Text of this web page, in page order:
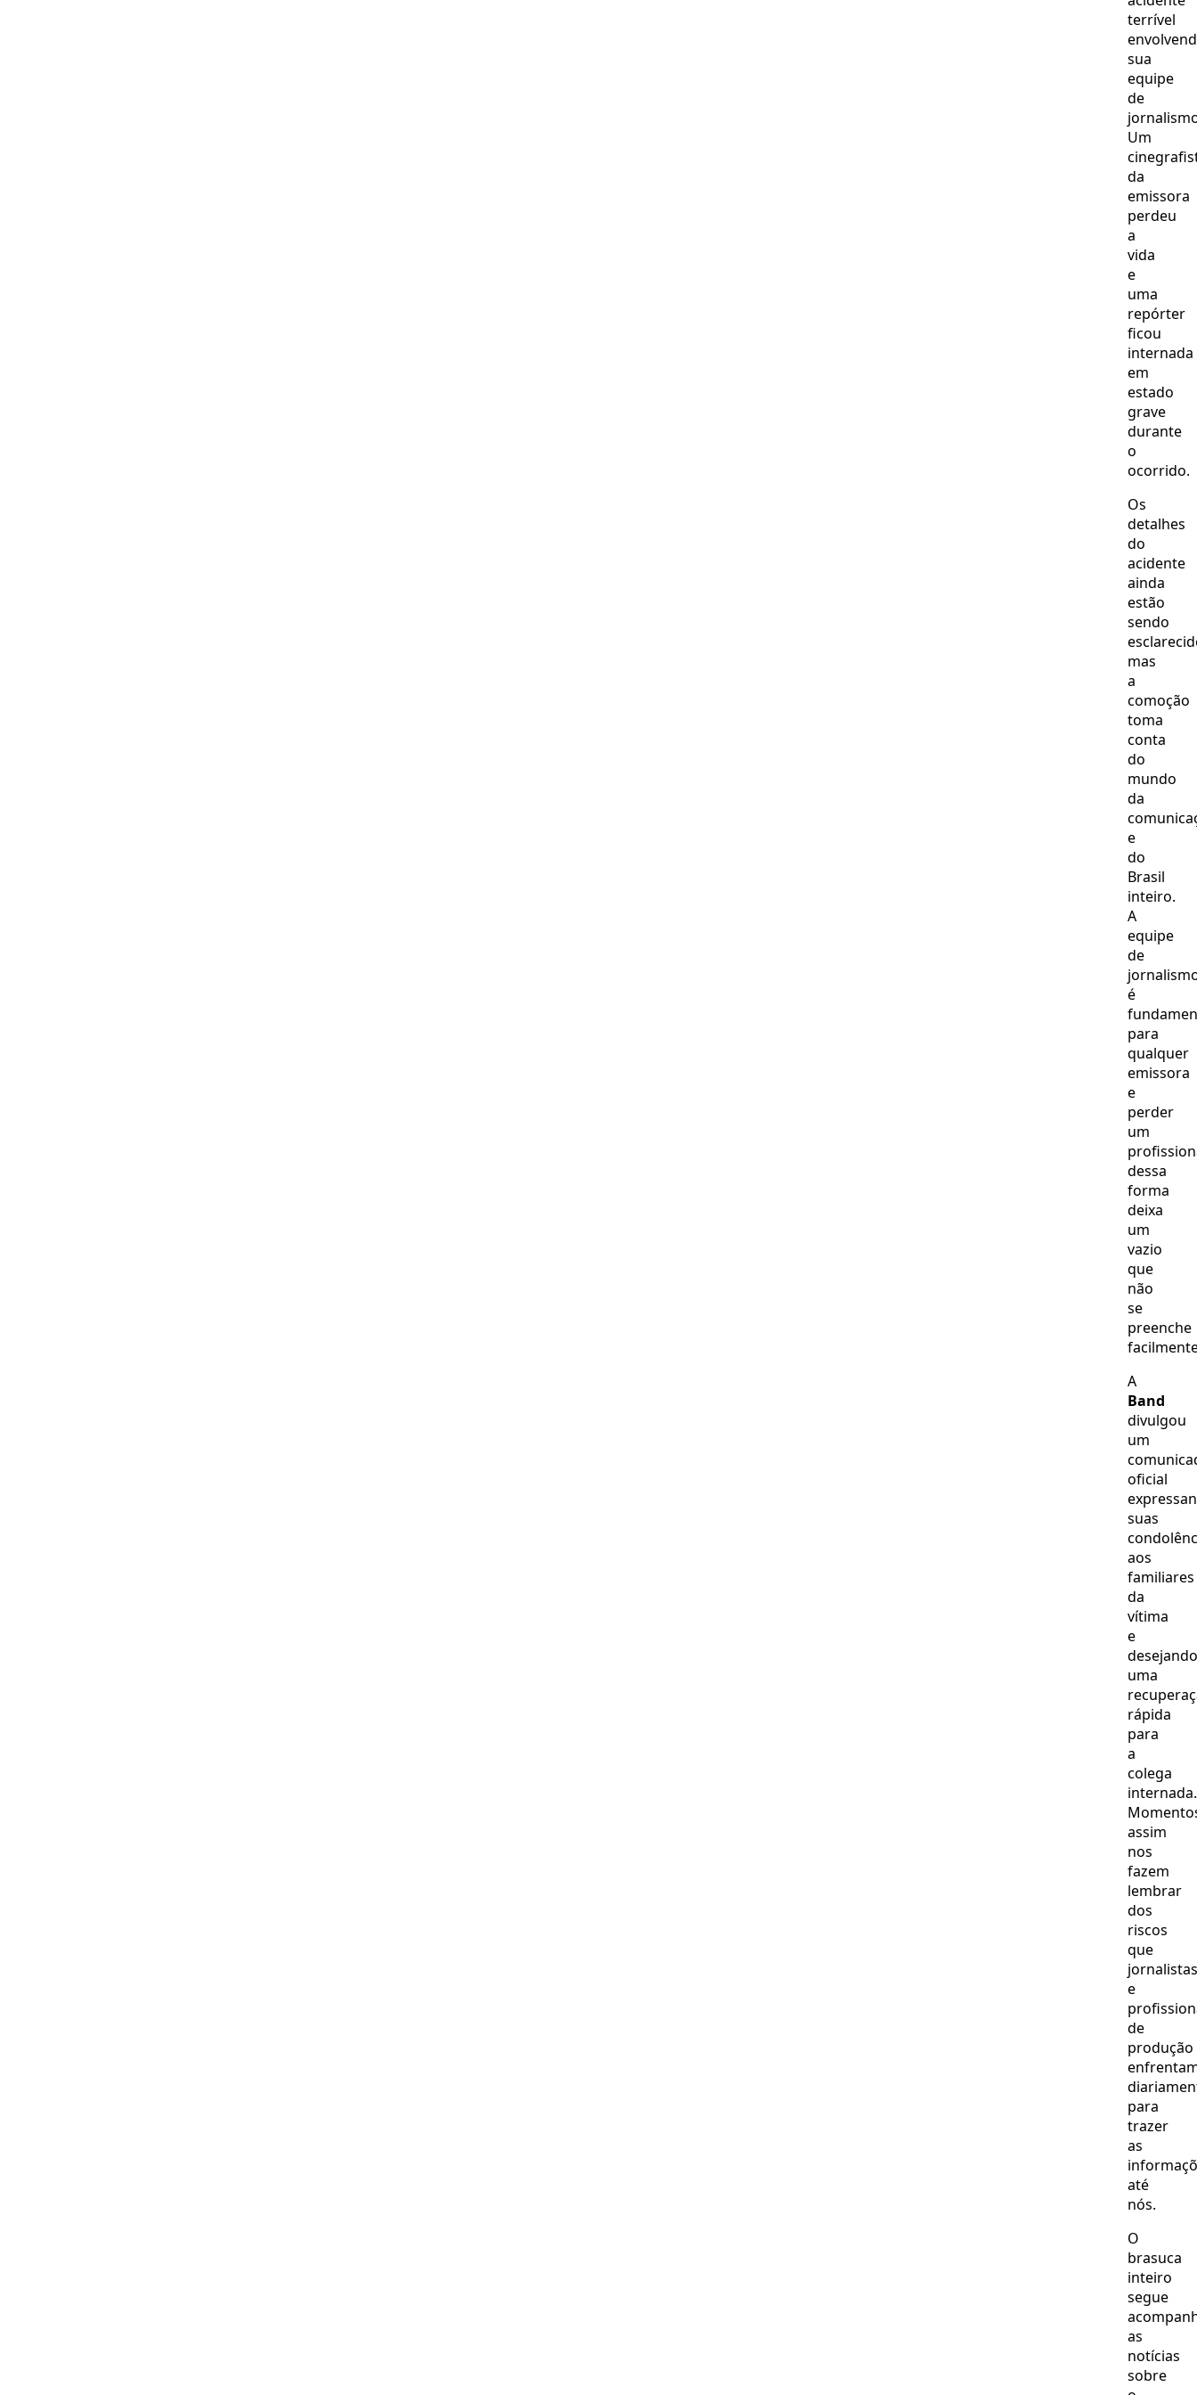
terrível
sua
equipe
de
Um
da
emissora
perdeu
a
vida
e
uma
repórter
ficou
internada
em
estado
grave
durante
o
ocorrido.
Os
detalhes
do
acidente
ainda
estão
sendo
mas
a
comoção
toma
conta
do
mundo
da
e
do
Brasil
inteiro.
A
equipe
de
é
para
qualquer
emissora
e
perder
um
dessa
forma
deixa
um
vazio
que
não
se
preenche
A
Band
divulgou
um
oficial
suas
aos
familiares
da
vítima
e
desejando
uma
rápida
para
a
colega
internada.
assim
nos
fazem
lembrar
dos
riscos
que
jornalistas
e
de
produção
para
trazer
as
até
nós.
O
brasuca
inteiro
segue
as
notícias
sobre